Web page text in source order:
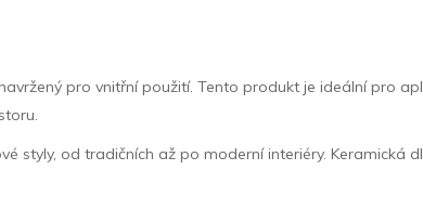
pro vnitřní použití. Tento produkt je ideální pro
od tradičních až po moderní interiéry. Keramická